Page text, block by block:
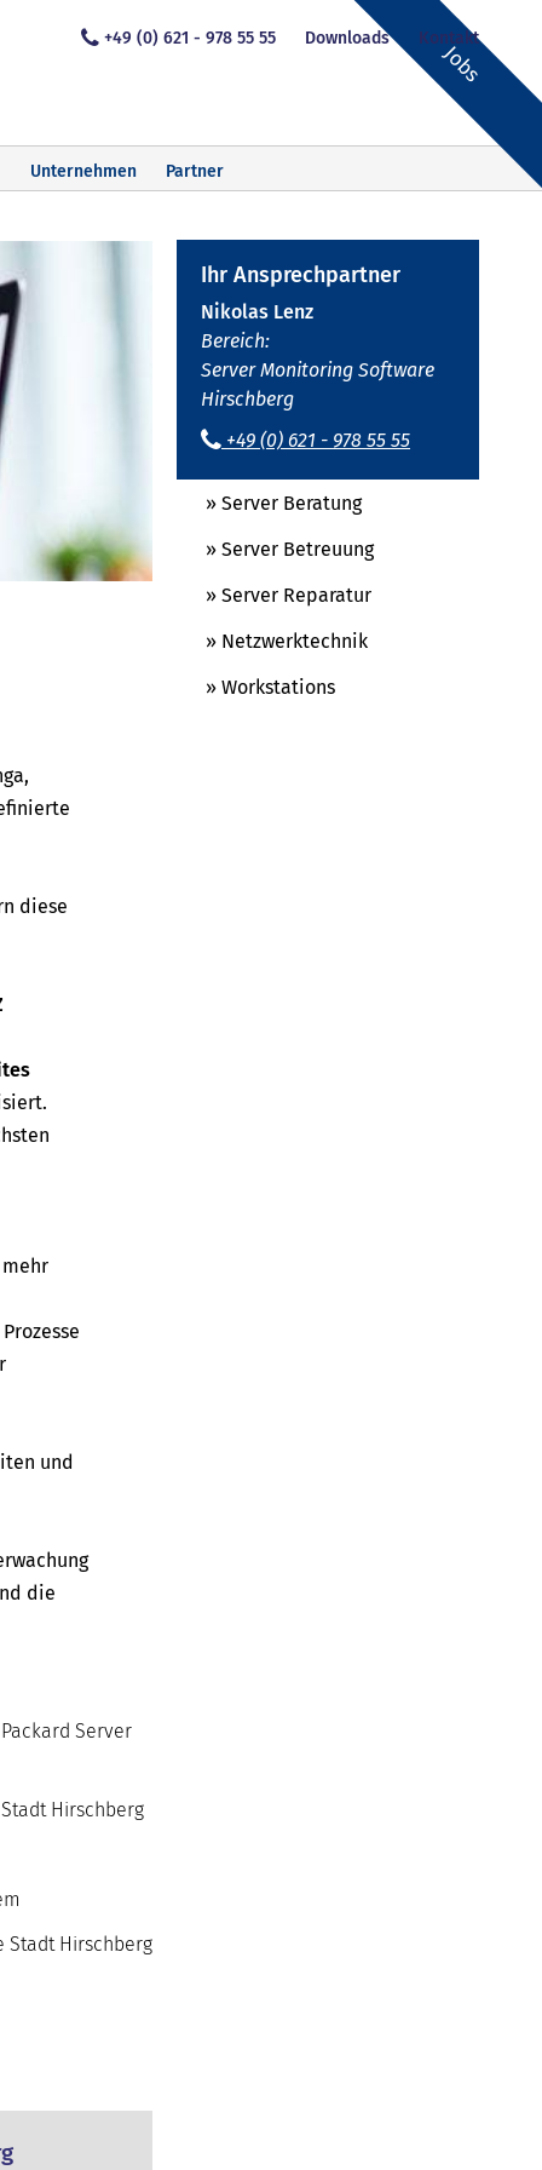
Jobs
+49 (0) 621 - 978 55 55 Downloads Kontakt
Unternehmen Partner
diese
und
die
Server
Hirschberg
Stadt Hirschberg
Ihr Ansprechpartner
Nikolas Lenz
Bereich:
Server Monitoring Software
Hirschberg
+49 (0) 621 - 978 55 55
» Server Beratung
» Server Betreuung
» Server Reparatur
» Netzwerktechnik
» Workstations